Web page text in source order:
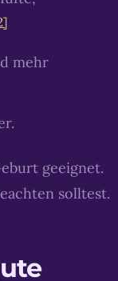
mehr
geeignet.
solltest.